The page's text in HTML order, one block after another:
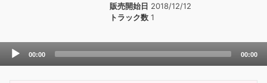
販売開始日 2018/12/12
トラック数 1
Audio
00:00 00:00